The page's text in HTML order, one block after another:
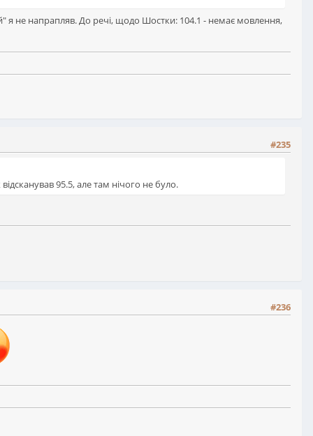
я не напрапляв. До речі, щодо Шостки: 104.1 - немає мовлення,
#235
95.5, але там нічого не було.
#236